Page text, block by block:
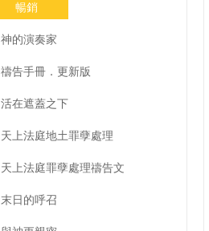
暢銷
神的演奏家
禱告手冊．更新版
活在遮蓋之下
天上法庭地土罪孽處理
天上法庭罪孽處理禱告文
末日的呼召